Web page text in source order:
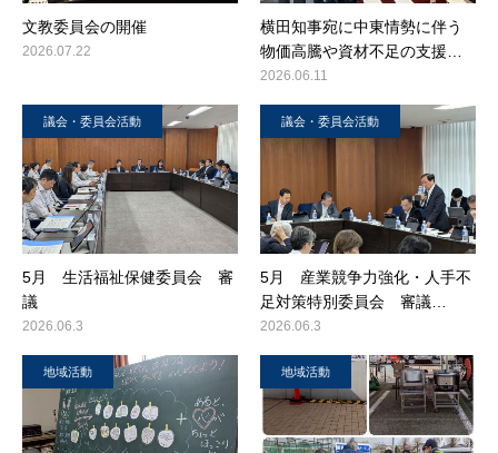
文教委員会の開催
2026.07.22
横田知事宛に中東情勢に伴う
物価高騰や資材不足の支援…
2026.06.11
議会・委員会活動
5月 生活福祉保健委員会 審
議
2026.06.3
議会・委員会活動
5月 産業競争力強化・人手不
足対策特別委員会 審議…
2026.06.3
地域活動 地域活動